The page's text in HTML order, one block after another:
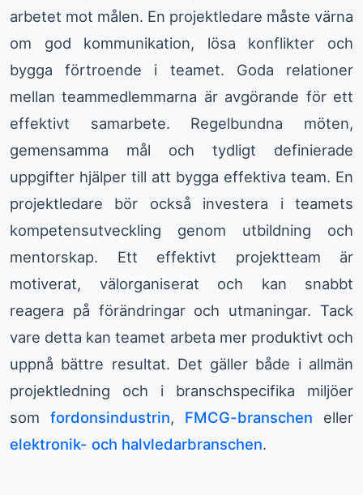
arbetet mot målen. En projektledare måste värna
om god kommunikation, lösa konflikter och
bygga förtroende i teamet. Goda relationer
mellan teammedlemmarna är avgörande för ett
effektivt samarbete. Regelbundna möten,
gemensamma mål och tydligt definierade
uppgifter hjälper till att bygga effektiva team. En
projektledare bör också investera i teamets
kompetensutveckling genom utbildning och
mentorskap. Ett effektivt projektteam är
motiverat, välorganiserat och kan snabbt
reagera på förändringar och utmaningar. Tack
vare detta kan teamet arbeta mer produktivt och
uppnå bättre resultat. Det gäller både i allmän
projektledning och i branschspecifika miljöer
som fordonsindustrin, FMCG-branschen eller
elektronik- och halvledarbranschen.